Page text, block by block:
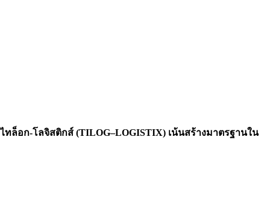
ล็อก-โลจิสติกส์ (TILOG–LOGISTIX) เน้นสร้างมาตรฐานใน